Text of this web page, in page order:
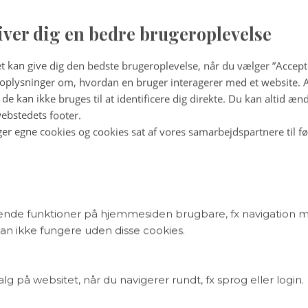
fornemmelse for kridt
digitale teknologi har gjort sit indtog, skulle man tro, at
kridt og tavle var en saga blot. Men fysik- og
med forskerne stadigvæk tavler og kridt i stor stil.
var en lærer en, der skrev med kridt på en tavle. Spoler
den digitale teknologi for længst gjort sit indtog på
blot. Men når jeg dagligt passerer et område, hvor fysik-
dig en bedre brugeroplevelse
kan give dig den bedste brugeroplevelse, når du vælger
om, hvordan en bruger interagerer med et website.
kan ikke bruges til at identificere dig direkte. Du kan altid
footer.
egne cookies og cookies sat af vores samarbejdspartnere til
funktioner på hjemmesiden brugbare, fx navigation
ikke fungere uden disse cookies.
på websitet, når du navigerer rundt, fx sprog eller login.